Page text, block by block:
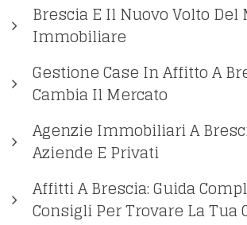
Brescia E Il Nuovo Volto Del
Immobiliare
Gestione Case In Affitto A
Cambia Il Mercato
Agenzie Immobiliari A
Aziende E Privati
Affitti A Brescia: Guida
Consigli Per Trovare La Tua